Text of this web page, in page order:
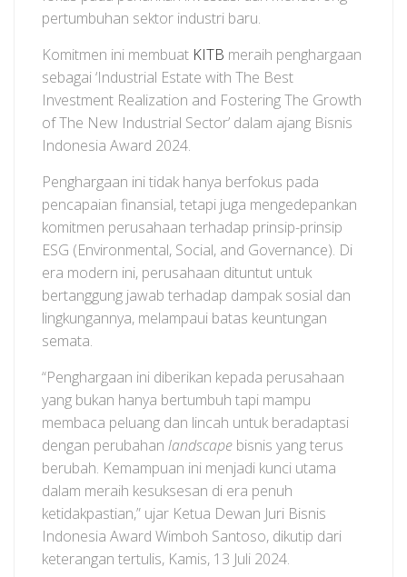
pertumbuhan sektor industri baru.
Komitmen ini membuat KITB meraih penghargaan
sebagai ‘Industrial Estate with The Best
Investment Realization and Fostering The Growth
of The New Industrial Sector’ dalam ajang Bisnis
Indonesia Award 2024.
Penghargaan ini tidak hanya berfokus pada
pencapaian finansial, tetapi juga mengedepankan
komitmen perusahaan terhadap prinsip-prinsip
ESG (Environmental, Social, and Governance). Di
era modern ini, perusahaan dituntut untuk
bertanggung jawab terhadap dampak sosial dan
lingkungannya, melampaui batas keuntungan
semata.
“Penghargaan ini diberikan kepada perusahaan
yang bukan hanya bertumbuh tapi mampu
membaca peluang dan lincah untuk beradaptasi
dengan perubahan landscape bisnis yang terus
berubah. Kemampuan ini menjadi kunci utama
dalam meraih kesuksesan di era penuh
ketidakpastian,” ujar Ketua Dewan Juri Bisnis
Indonesia Award Wimboh Santoso, dikutip dari
keterangan tertulis, Kamis, 13 Juli 2024.